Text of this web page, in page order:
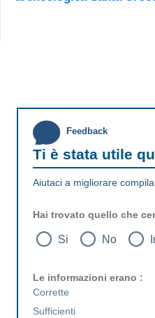
Feedback
Ti è stata utile
Aiutaci a migliorare
Hai trovato quello che
Si No
Le informazioni erano :
Corrette
Sufficienti